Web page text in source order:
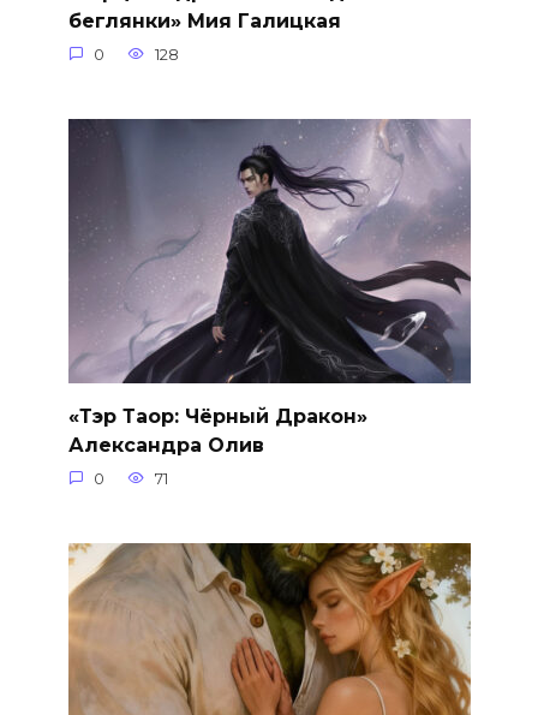
беглянки» Мия Галицкая
0 128
«Тэр Таор: Чёрный Дракон»
Александра Олив
0 71